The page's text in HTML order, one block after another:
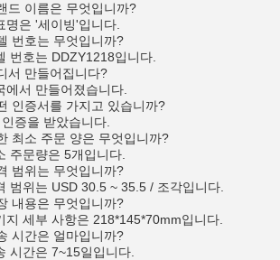
드 이름은 무엇입니까?
명은 '세이빙'입니다.
번호는 무엇입니까?
번호는 DDZY1218입니다.
서 만들어집니다?
에서 만들어졌습니다.
인증서를 가지고 있습니까?
증을 받았습니다.
최소 주문 양은 무엇입니까?
주문량은 5개입니다.
범위는 무엇입니까?
범위는 USD 30.5 ~ 35.5 / 조각입니다.
내용은 무엇입니까?
지 세부 사항은 218*145*70mm입니다.
시간은 얼마입니까?
시간은 7~15일입니다.